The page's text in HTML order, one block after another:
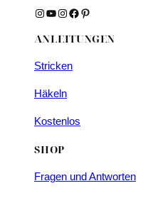
Instagram YouTube Instagram Facebook Pinterest
ANLEITUNGEN
Stricken
Häkeln
Kostenlos
SHOP
Fragen und Antworten